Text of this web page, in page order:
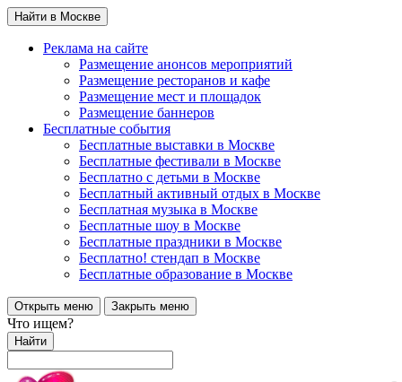
Найти в Москве
Реклама на сайте
Размещение анонсов мероприятий
Размещение ресторанов и кафе
Размещение мест и площадок
Размещение баннеров
Бесплатные события
Бесплатные выставки в Москве
Бесплатные фестивали в Москве
Бесплатно с детьми в Москве
Бесплатный активный отдых в Москве
Бесплатная музыка в Москве
Бесплатные шоу в Москве
Бесплатные праздники в Москве
Бесплатно! стендап в Москве
Бесплатные образование в Москве
Открыть меню Закрыть меню
Что ищем?
Найти